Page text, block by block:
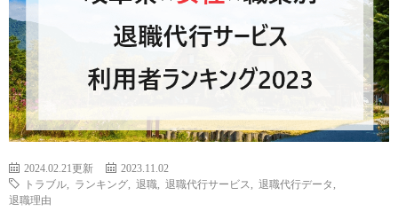
2024.02.21更新
2023.11.02
トラブル
ランキング 退職 退職代行サービス 退職代行データ
退職理由